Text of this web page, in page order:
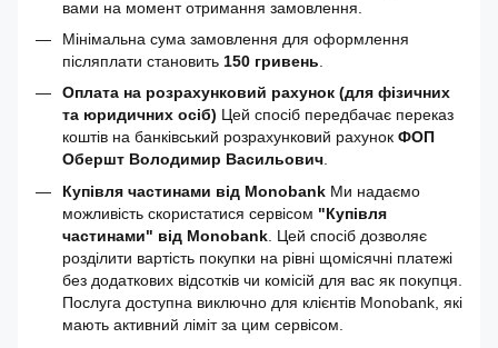
вами на момент отримання замовлення.
Мінімальна сума замовлення для оформлення
післяплати становить 150 гривень
Оплата на розрахунковий рахунок (для фізичних
та юридичних осіб) Цей спосіб передбачає переказ
коштів на банківський розрахунковий рахунок ФОП
Обершт Володимир Васильович.
Купівля частинами від Monobank Ми надаємо
можливість скористатися сервісом "Купівля
частинами" від Monobank . Цей спосіб дозволяє
розділити вартість покупки на рівні щомісячні платежі
без додаткових відсотків чи комісій для вас як покупця.
Послуга доступна виключно для клієнтів Monobank, які
мають активний ліміт за цим сервісом.